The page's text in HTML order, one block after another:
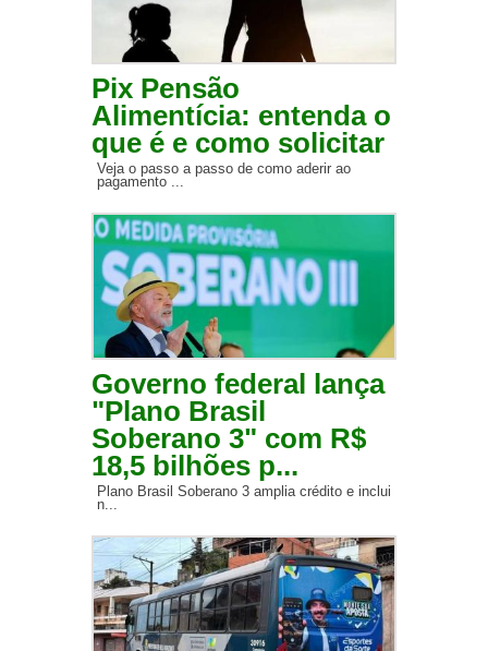
Pix Pensão
Alimentícia: entenda o
que é e como solicitar
Veja o passo a passo de como aderir ao
pagamento ...
Governo federal lança
"Plano Brasil
Soberano 3" com R$
18,5 bilhões p...
Plano Brasil Soberano 3 amplia crédito e inclui
n...